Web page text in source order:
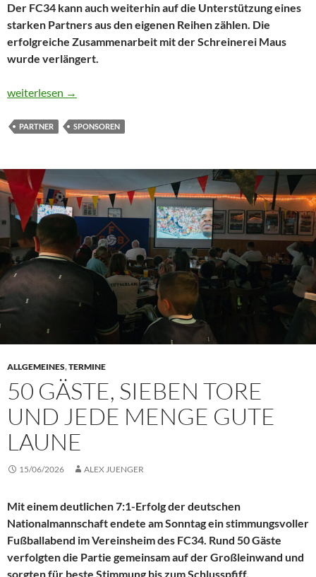
Der FC34 kann auch weiterhin auf die Unterstützung eines
starken Partners aus den eigenen Reihen zählen. Die
erfolgreiche Zusammenarbeit mit der Schreinerei Maus
wurde verlängert.
Schreinerei Maus und FC34 setzen Zusammenarbeit fort
weiterlesen →
PARTNER SPONSOREN
ALLGEMEINES,TERMINE
50 GÄSTE, SIEBEN TORE
UND JEDE MENGE GUTE
LAUNE
15/06/2026 ALEX JUENGER
Mit einem deutlichen 7:1-Erfolg der deutschen
Nationalmannschaft endete am Sonntag ein stimmungsvoller
Fußballabend im Vereinsheim des FC34. Rund 50 Gäste
verfolgten die Partie gemeinsam auf der Großleinwand und
sorgten für beste Stimmung bis zum Schlusspfiff.